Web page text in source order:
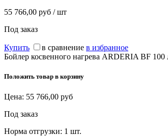
55 766,00 руб / шт
Под заказ
Купить в сравнение в избранное
Бойлер косвенного нагрева ARDERIA BF
Положить товар в корзину
Цена: 55 766,00 руб
Под заказ
Норма отгрузки: 1 шт.